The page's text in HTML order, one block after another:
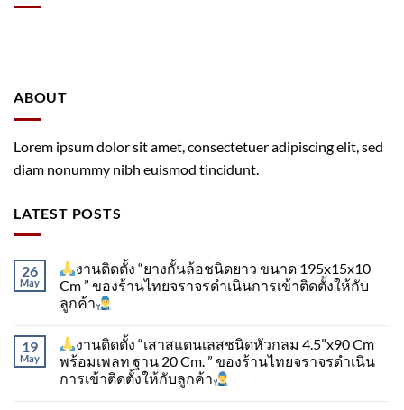
ABOUT
Lorem ipsum dolor sit amet, consectetuer adipiscing elit, sed
diam nonummy nibh euismod tincidunt.
LATEST POSTS
26
May
งานติดตั้ง “ยางกั้นล้อชนิดยาว ขนาด 195x15x10
Cm ” ของร้านไทยจราจรดำเนินการเข้าติดตั้ง​ให้กับ
ลูกค้า
19
May
งานติดตั้ง “เสาสแตนเลสชนิดหัวกลม 4.5”x90 Cm
พร้อมเพลท ฐาน 20 Cm. ” ของร้านไทยจราจรดำเนิน
การเข้าติดตั้ง​ให้กับลูกค้า